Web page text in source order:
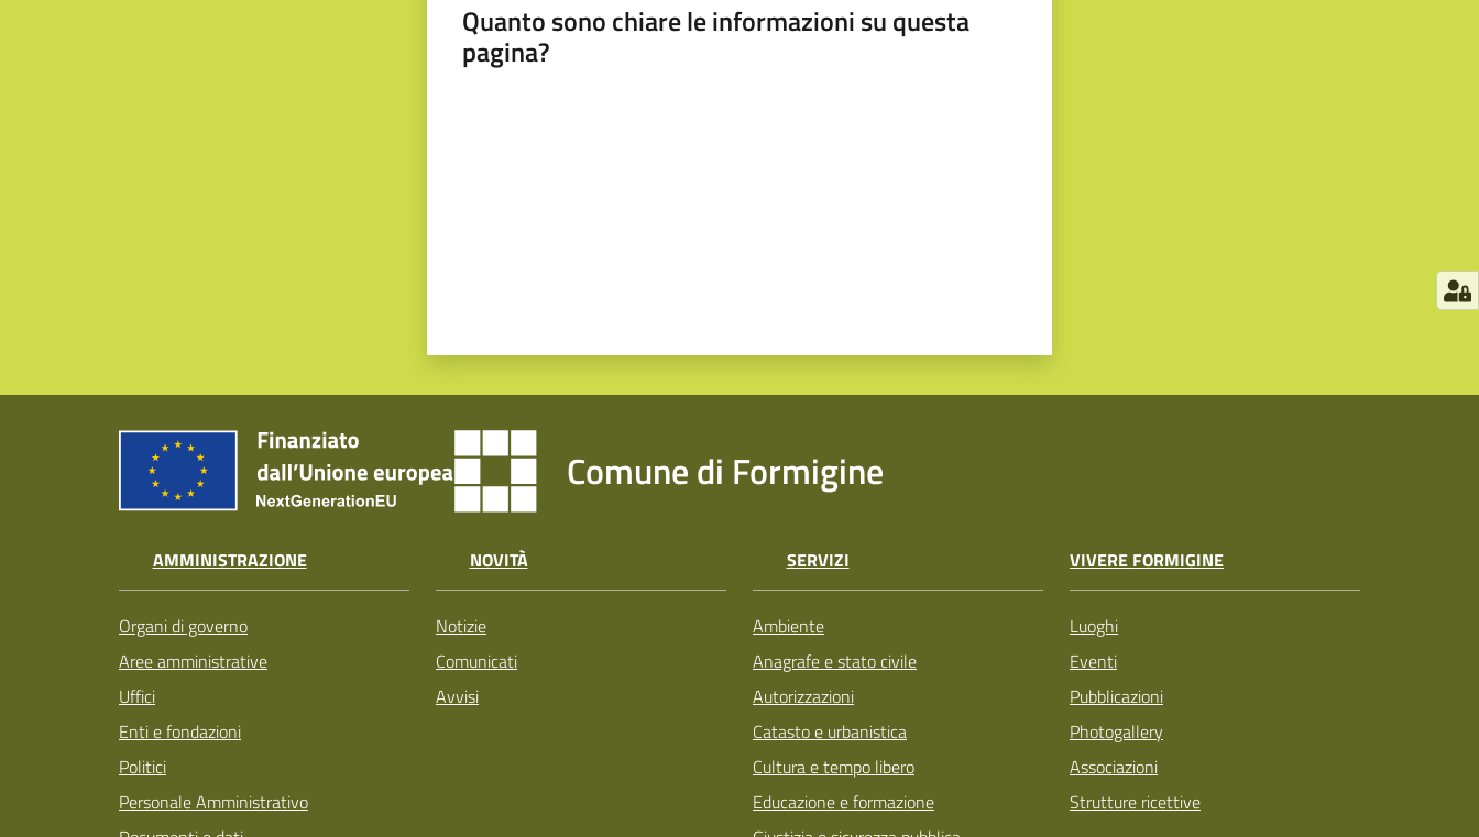
Quanto sono chiare le informazioni su questa
pagina?
Comune di Formigine
AMMINISTRAZIONE
Organi di governo
Aree amministrative
Uffici
Enti e fondazioni
Politici
Personale Amministrativo
NOVITÀ
Notizie
Comunicati
Avvisi
SERVIZI
Ambiente
Anagrafe e stato civile
Autorizzazioni
Catasto e urbanistica
Cultura e tempo libero
Educazione e formazione
VIVERE FORMIGINE
Luoghi
Eventi
Pubblicazioni
Photogallery
Associazioni
Strutture ricettive